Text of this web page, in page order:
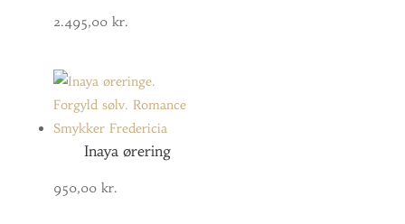
2.495,00 kr.
Inaya ørering
950,00 kr.